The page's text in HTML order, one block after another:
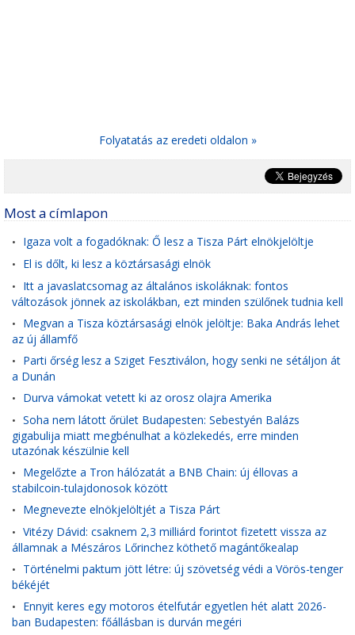
Folyatatás az eredeti oldalon »
Most a címlapon
• Igaza volt a fogadóknak: Ő lesz a Tisza Párt elnökjelöltje
• El is dőlt, ki lesz a köztársasági elnök
• Itt a javaslatcsomag az általános iskoláknak: fontos
változások jönnek az iskolákban, ezt minden szülőnek tudnia kell
• Megvan a Tisza köztársasági elnök jelöltje: Baka András lehet
az új államfő
• Parti őrség lesz a Sziget Fesztiválon, hogy senki ne sétáljon át
a Dunán
• Durva vámokat vetett ki az orosz olajra Amerika
• Soha nem látott őrület Budapesten: Sebestyén Balázs
gigabulija miatt megbénulhat a közlekedés, erre minden
utazónak készülnie kell
• Megelőzte a Tron hálózatát a BNB Chain: új éllovas a
stabilcoin-tulajdonosok között
• Megnevezte elnökjelöltjét a Tisza Párt
• Vitézy Dávid: csaknem 2,3 milliárd forintot fizetett vissza az
államnak a Mészáros Lőrinchez köthető magántőkealap
• Történelmi paktum jött létre: új szövetség védi a Vörös-tenger
békéjét
• Ennyit keres egy motoros ételfutár egyetlen hét alatt 2026-
ban Budapesten: főállásban is durván megéri